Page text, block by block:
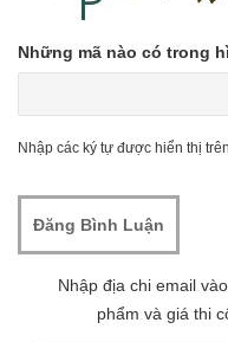
Những mã nào có trong
Nhập các ký tự được hiển thị
Nhập địa chi email
phẩm và giá thi